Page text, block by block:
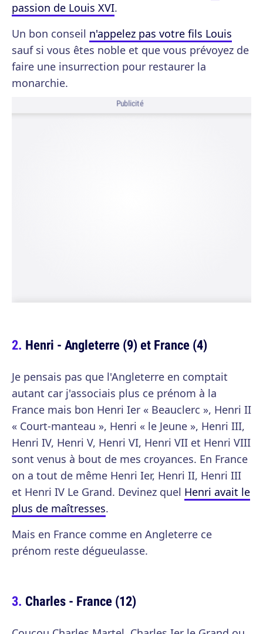
passion de Louis XVI.
Un bon conseil n'appelez pas votre fils Louis
sauf si vous êtes noble et que vous prévoyez de
faire une insurrection pour restaurer la
monarchie.
Publicité
Henri - Angleterre (9) et France (4)
Je pensais pas que l'Angleterre en comptait
autant car j'associais plus ce prénom à la
France mais bon Henri Ier « Beauclerc », Henri II
« Court-manteau », Henri « le Jeune », Henri III,
Henri IV, Henri V, Henri VI, Henri VII et Henri VIII
sont venus à bout de mes croyances. En France
on a tout de même Henri Ier, Henri II, Henri III
et Henri IV Le Grand. Devinez quel Henri avait le
plus de maîtresses.
Mais en France comme en Angleterre ce
prénom reste dégueulasse.
Charles - France (12)